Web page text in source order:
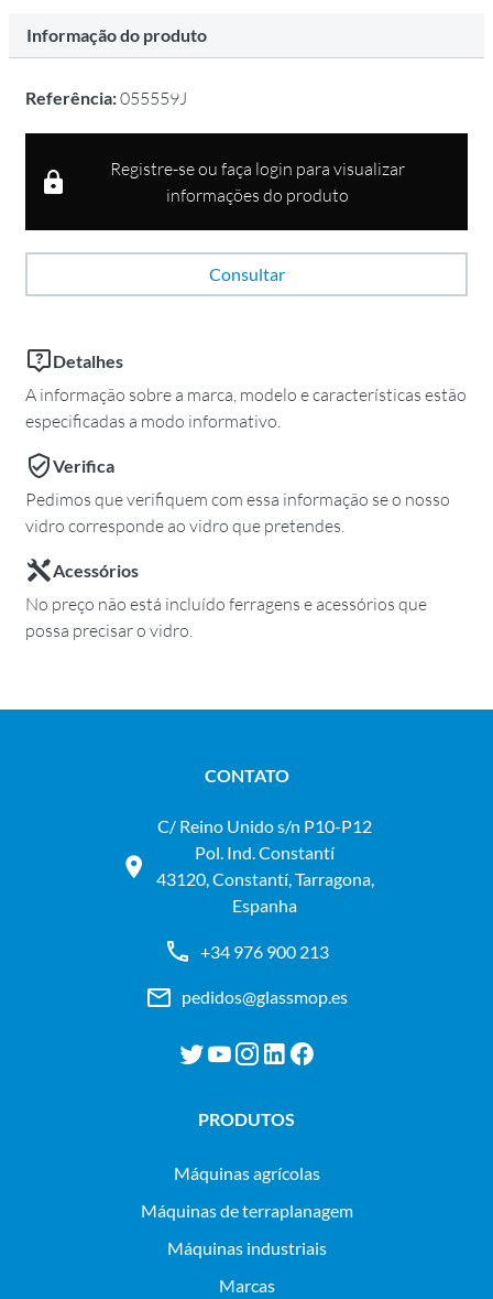
Informação do produto
Referência:055559J
Registre-se ou faça login para visualizar
informações do produto
Consultar
Detalhes
A informação sobre a marca, modelo e características estão
especificadas a modo informativo.
Verifica
Pedimos que verifiquem com essa informação se o nosso
vidro corresponde ao vidro que pretendes.
Acessórios
No preço não está incluído ferragens e acessórios que
possa precisar o vidro.
CONTATO
C/ Reino Unido s/n P10-P12
Pol. Ind. Constantí
43120, Constantí, Tarragona,
Espanha
+34 976 900 213
pedidos@glassmop.es
PRODUTOS
máquinas agrícolas
máquinas de terraplanagem
máquinas industriais
Marcas